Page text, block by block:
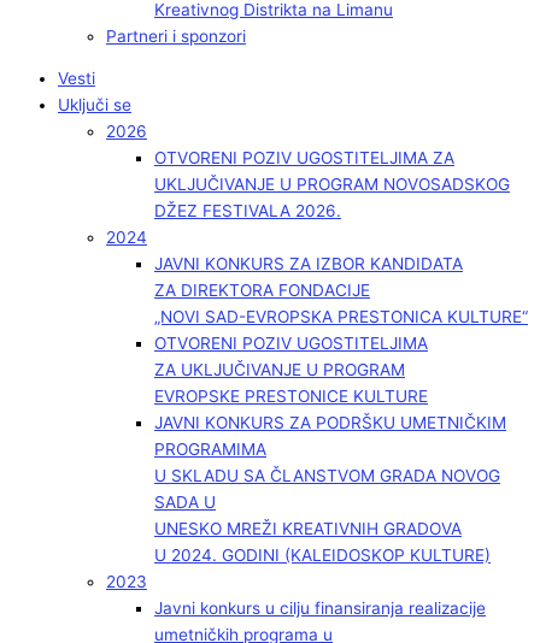
Kreativnog Distrikta na Limanu
Partneri i sponzori
Vesti
Uključi se
2026
OTVORENI POZIV UGOSTITELJIMA ZA
UKLJUČIVANJE U PROGRAM NOVOSADSKOG
DŽEZ FESTIVALA 2026.
2024
JAVNI KONKURS ZA IZBOR KANDIDATA
ZA DIREKTORA FONDACIJE
„NOVI SAD-EVROPSKA PRESTONICA KULTURE“
OTVORENI POZIV UGOSTITELJIMA
ZA UKLJUČIVANJE U PROGRAM
EVROPSKE PRESTONICE KULTURE
JAVNI KONKURS ZA PODRŠKU UMETNIČKIM
PROGRAMIMA
U SKLADU SA ČLANSTVOM GRADA NOVOG
SADA U
UNESKO MREŽI KREATIVNIH GRADOVA
U 2024. GODINI (KALEIDOSKOP KULTURE)
2023
Javni konkurs u cilju finansiranja realizacije
umetničkih programa u